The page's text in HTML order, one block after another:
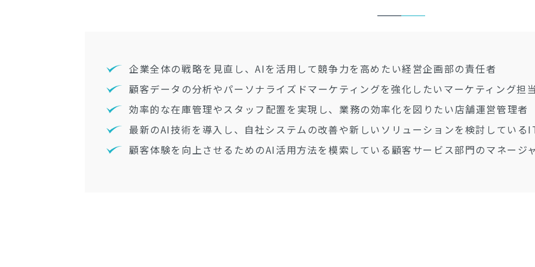
企業全体の戦略を見直し、AIを活用して競争力を高めたい経営企画部の責任者
顧客データの分析やパーソナライズドマーケティングを強化したいマーケティング担
効率的な在庫管理やスタッフ配置を実現し、業務の効率化を図りたい店舗運営管理者
最新のAI技術を導入し、自社システムの改善や新しいソリューションを検討している
顧客体験を向上させるためのAI活用方法を模索している顧客サービス部門のマネージ